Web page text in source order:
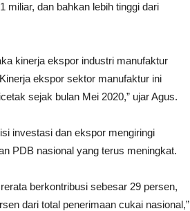
miliar, dan bahkan lebih tinggi dari
kinerja ekspor industri manufaktur
ekspor sektor manufaktur ini
sejak bulan Mei 2020,” ujar Agus.
investasi dan ekspor mengiringi
PDB nasional yang terus meningkat.
berkontribusi sebesar 29 persen,
dari total penerimaan cukai nasional,”